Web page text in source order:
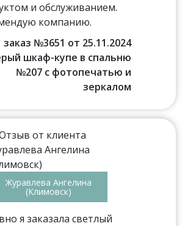
и обслуживанием.
компанию.
заказ №3651 от 25.11.2024
шкаф-купе в спальню
№207 с фотопечатью и
зеркалом
Журавлева Ангелина
(Климовск)
я заказала светлый